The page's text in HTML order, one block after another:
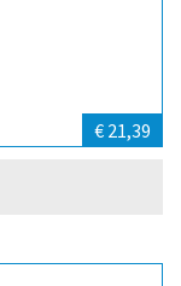
€ 21,39